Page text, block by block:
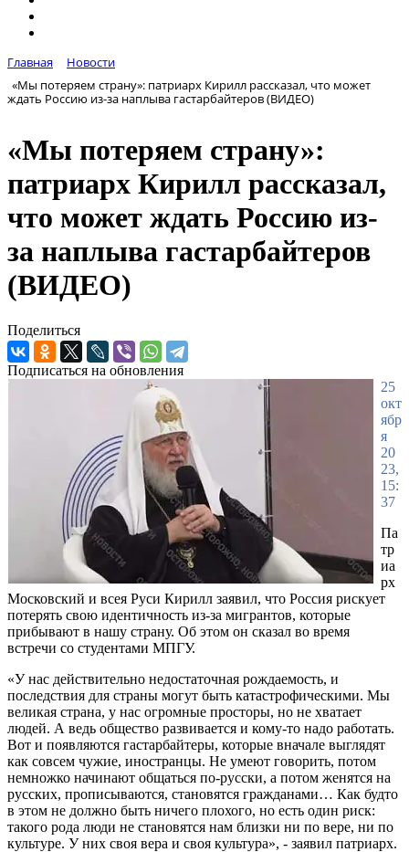
Главная
Новости
«Мы потеряем страну»: патриарх Кирилл рассказал, что может
ждать Россию из-за наплыва гастарбайтеров (ВИДЕО)
«Мы потеряем страну»:
патриарх Кирилл рассказал,
что может ждать Россию из-
за наплыва гастарбайтеров
(ВИДЕО)
Поделиться
Подписаться на обновления
25
окт
ябр
я
20
23,
15:
37
Па
тр
иа
рх
Московский и всея Руси Кирилл заявил, что Россия рискует
потерять свою идентичность из-за мигрантов, которые
прибывают в нашу страну. Об этом он сказал во время
встречи со студентами МПГУ.
«У нас действительно недостаточная рождаемость, и
последствия для страны могут быть катастрофическими. Мы
великая страна, у нас огромные просторы, но не хватает
людей. А ведь общество развивается и кому-то надо работать.
Вот и появляются гастарбайтеры, которые вначале выглядят
как совсем чужие, иностранцы. Не умеют говорить, потом
немножко начинают общаться по-русски, а потом женятся на
русских, прописываются, становятся гражданами… Как будто
в этом не должно быть ничего плохого, но есть один риск:
такого рода люди не становятся нам близки ни по вере, ни по
культуре. У них своя вера и своя культура», - заявил патриарх.